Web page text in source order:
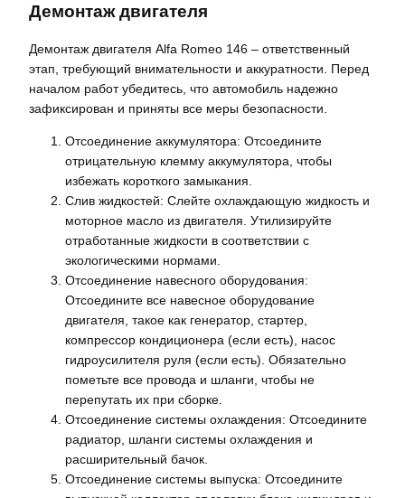
Демонтаж двигателя
Демонтаж двигателя Alfa Romeo 146 – ответственный
этап, требующий внимательности и аккуратности. Перед
началом работ убедитесь, что автомобиль надежно
зафиксирован и приняты все меры безопасности.
Отсоединение аккумулятора: Отсоедините
отрицательную клемму аккумулятора, чтобы
избежать короткого замыкания.
Слив жидкостей: Слейте охлаждающую жидкость и
моторное масло из двигателя. Утилизируйте
отработанные жидкости в соответствии с
экологическими нормами.
Отсоединение навесного оборудования:
Отсоедините все навесное оборудование
двигателя, такое как генератор, стартер,
компрессор кондиционера (если есть), насос
гидроусилителя руля (если есть). Обязательно
пометьте все провода и шланги, чтобы не
перепутать их при сборке.
Отсоединение системы охлаждения: Отсоедините
радиатор, шланги системы охлаждения и
расширительный бачок.
Отсоединение системы выпуска: Отсоедините